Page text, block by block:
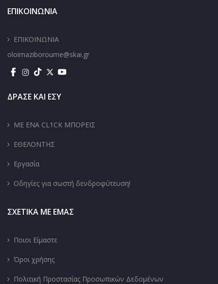
ΕΠΙΚΟΙΝΩΝΙΑ
ΕΠΙΚΟΙΝΩΝΙΑ
oloimaziboroume@skai.gr
ΔΡΑΣΕ ΚΑΙ ΕΣΥ
ΜΕ ΕΝΑ CL1CK ΜΠΟΡΕΙΣ
ΕΘΕΛΟΝΤΗΣ
Εργασία
Οδηγίες για σωστή δενδροφύτευση!
ΣΧΕΤΙΚΑ ΜΕ ΕΜΑΣ
Ποιοι Είμαστε
Όροι χρήσης
Πολιτική Προστασίας Προσωπικών Δεδομένων